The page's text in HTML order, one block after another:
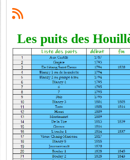
Les puits des